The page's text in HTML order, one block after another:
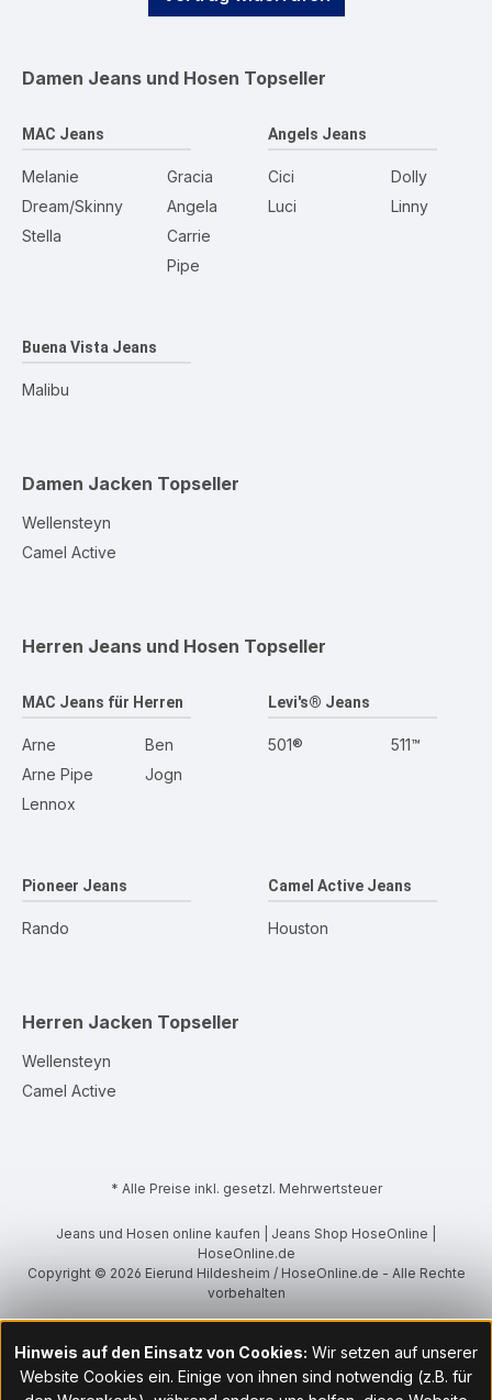
Damen Jeans und Hosen Topseller
MAC Jeans
Melanie
Dream/Skinny
Stella
Gracia
Angela
Carrie
Pipe
Angels Jeans
Cici
Luci
Dolly
Linny
Buena Vista Jeans
Malibu
Damen Jacken Topseller
Wellensteyn
Camel Active
Herren Jeans und Hosen Topseller
MAC Jeans für Herren
Arne
Arne Pipe
Lennox
Ben
Jogn
Levi's® Jeans
501® 511™
Pioneer Jeans
Rando
Camel Active Jeans
Houston
Herren Jacken Topseller
Wellensteyn
Camel Active
* Alle Preise inkl. gesetzl. Mehrwertsteuer
Jeans und Hosen online kaufen | Jeans Shop HoseOnline |
HoseOnline.de
Copyright © 2026 Eierund Hildesheim / HoseOnline.de - Alle Rechte
vorbehalten
Hinweis auf den Einsatz von Cookies: Wir setzen auf unserer
Website Cookies ein. Einige von ihnen sind notwendig (z.B. für